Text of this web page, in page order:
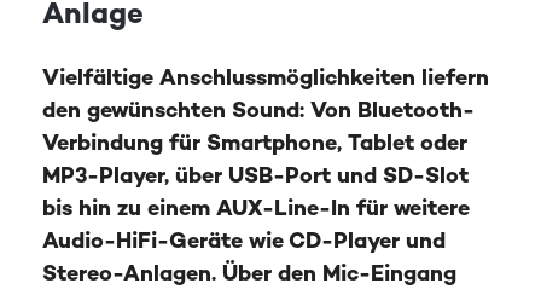
Anlage
Vielfältige Anschlussmöglichkeiten liefern
den gewünschten Sound: Von Bluetooth-
Verbindung für Smartphone, Tablet oder
MP3-Player, über USB-Port und SD-Slot
bis hin zu einem AUX-Line-In für weitere
Audio-HiFi-Geräte wie CD-Player und
Stereo-Anlagen. Über den Mic-Eingang